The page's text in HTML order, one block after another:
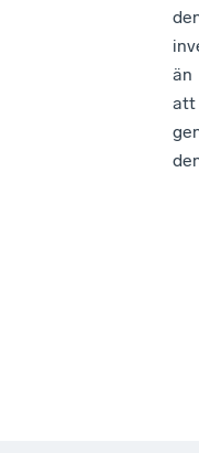
än
att